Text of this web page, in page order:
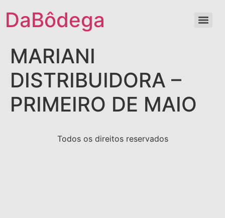
DaBôdega
MARIANI
DISTRIBUIDORA –
PRIMEIRO DE MAIO
Todos os direitos reservados